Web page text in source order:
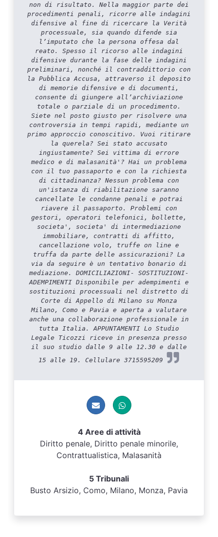
non di risultato. Nella maggior parte dei
procedimenti penali, ricorre alle indagini
difensive al fine di ricercare la Verità
processuale, sia quando difende sia
l’imputato che la persona offesa dal
reato. Spesso il ricorso alle indagini
difensive durante la fase delle indagini
preliminari, nonché il contraddittorio con
la Pubblica Accusa, attraverso il deposito
di memorie difensive e di documenti,
consente di giungere all’archiviazione
totale o parziale di un procedimento.
Siete nel posto giusto per risolvere una
controversia in tempi rapidi, mediante un
primo approccio conoscitivo. Vuoi ritirare
la querela? Sei stato accusato
ingiustamente? Sei vittima di errore
medico e di malasanità'? Hai un problema
con il tuo passaporto e con la richiesta
di cittadinanza? Nessun problema con
un'istanza di riabilitazione saranno
cancellate le condanne penali e potrai
riavere il passaporto. Problemi con
gestori, operatori telefonici, bollette,
societa', societa' di intermediazione
immobiliare, contratti di affitto,
cancellazione volo, truffe on line e
truffa da parte delle assicurazioni? La
via da seguire è un tentativo bonario di
mediazione. DOMICILIAZIONI- SOSTITUZIONI-
ADEMPIMENTI Disponibile per adempimenti e
sostituzioni processuali nel distretto di
Corte di Appello di Milano su Monza
Milano, Como e Pavia e aperta a valutare
anche una collaborazione professionale in
tutta Italia. APPUNTAMENTI Lo Studio
Legale Ticozzi riceve in presenza presso
il suo studio dalle 9 alle 12.30 e dalle
15 alle 19. Cellulare 3715595209
4 Aree di attività
Diritto penale, Diritto penale minorile,
Contrattualistica, Malasanità
5 Tribunali
Busto Arsizio, Como, Milano, Monza, Pavia